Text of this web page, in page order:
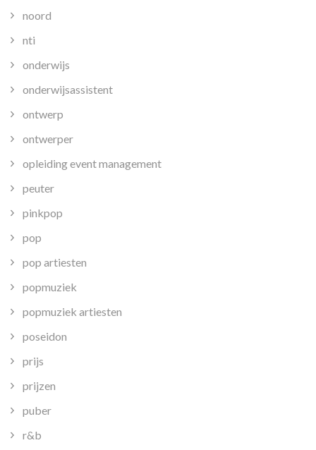
noord
nti
onderwijs
onderwijsassistent
ontwerp
ontwerper
opleiding event management
peuter
pinkpop
pop
pop artiesten
popmuziek
popmuziek artiesten
poseidon
prijs
prijzen
puber
r&b